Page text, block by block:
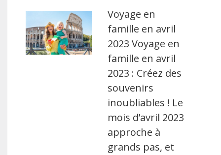
Voyage en
famille en avril
2023 Voyage en
famille en avril
2023 : Créez des
souvenirs
inoubliables ! Le
mois d’avril 2023
approche à
grands pas, et